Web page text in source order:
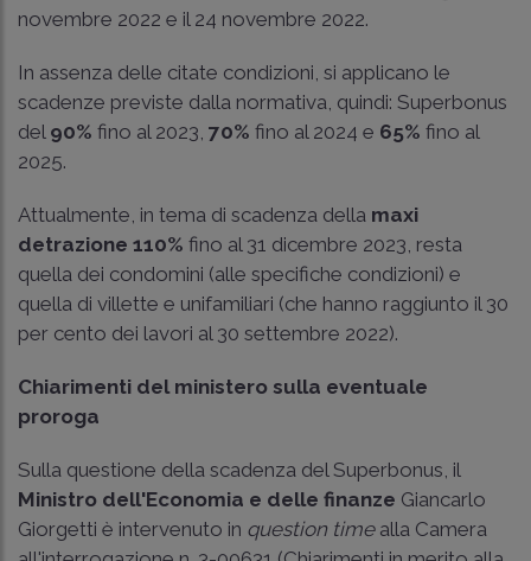
novembre 2022 e il 24 novembre 2022.
In assenza delle citate condizioni, si applicano le
scadenze previste dalla normativa, quindi: Superbonus
del 90% fino al 2023, 70% fino al 2024 e 65% fino al
2025.
Attualmente, in tema di scadenza della maxi
detrazione 110% fino al 31 dicembre 2023, resta
quella dei condomini (alle specifiche condizioni) e
quella di villette e unifamiliari (che hanno raggiunto il 30
per cento dei lavori al 30 settembre 2022).
Chiarimenti del ministero sulla eventuale
proroga
Sulla questione della scadenza del Superbonus, il
Ministro dell'Economia e delle finanze Giancarlo
Giorgetti è intervenuto in question timealla Camera